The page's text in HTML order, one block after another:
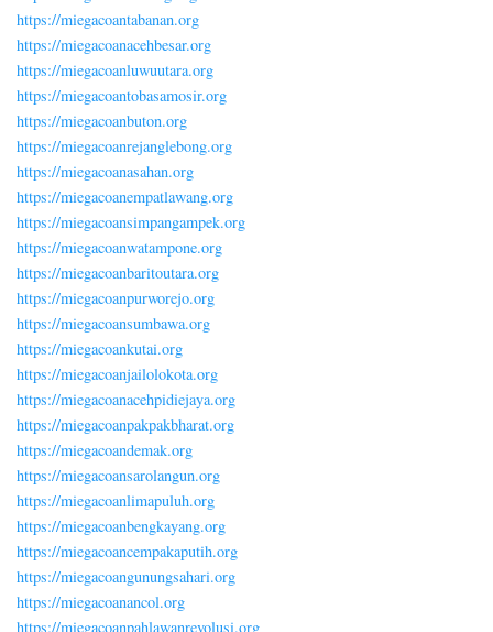
https://miegacoantabanan.org
https://miegacoanacehbesar.org
https://miegacoanluwuutara.org
https://miegacoantobasamosir.org
https://miegacoanbuton.org
https://miegacoanrejanglebong.org
https://miegacoanasahan.org
https://miegacoanempatlawang.org
https://miegacoansimpangampek.org
https://miegacoanwatampone.org
https://miegacoanbaritoutara.org
https://miegacoanpurworejo.org
https://miegacoansumbawa.org
https://miegacoankutai.org
https://miegacoanjailolokota.org
https://miegacoanacehpidiejaya.org
https://miegacoanpakpakbharat.org
https://miegacoandemak.org
https://miegacoansarolangun.org
https://miegacoanlimapuluh.org
https://miegacoanbengkayang.org
https://miegacoancempakaputih.org
https://miegacoangunungsahari.org
https://miegacoanancol.org
https://miegacoanpahlawanrevolusi.org